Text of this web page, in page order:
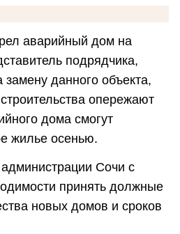
аварийный дом на
подрядчика,
данного объекта,
опережают
дома смогут
жилье осенью.
Сочи с
принять должные
новых домов и сроков